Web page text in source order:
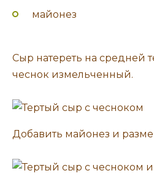
майонез
Сыр натереть на средней
чеснок измельченный.
Добавить майонез и